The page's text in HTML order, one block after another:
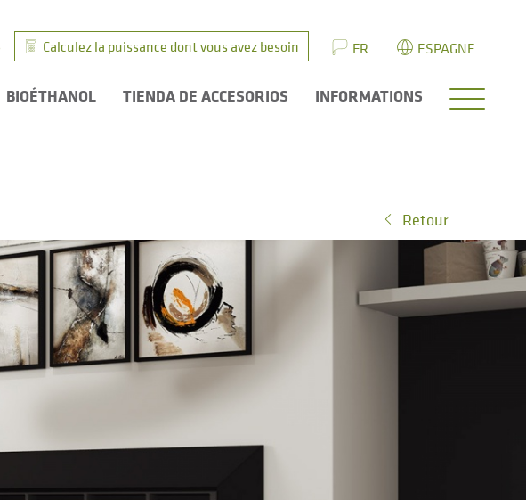
Calculez la puissance dont vous avez besoin FR ESPAGNE
BIOÉTHANOL TIENDA DE ACCESORIOS INFORMATIONS
Retour